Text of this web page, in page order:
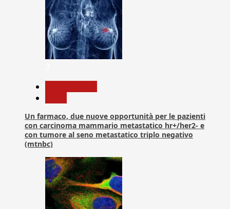
Un farmaco, due nuove opportunità per le pazienti
con carcinoma mammario metastatico hr+/her2- e
con tumore al seno metastatico triplo negativo
(mtnbc)